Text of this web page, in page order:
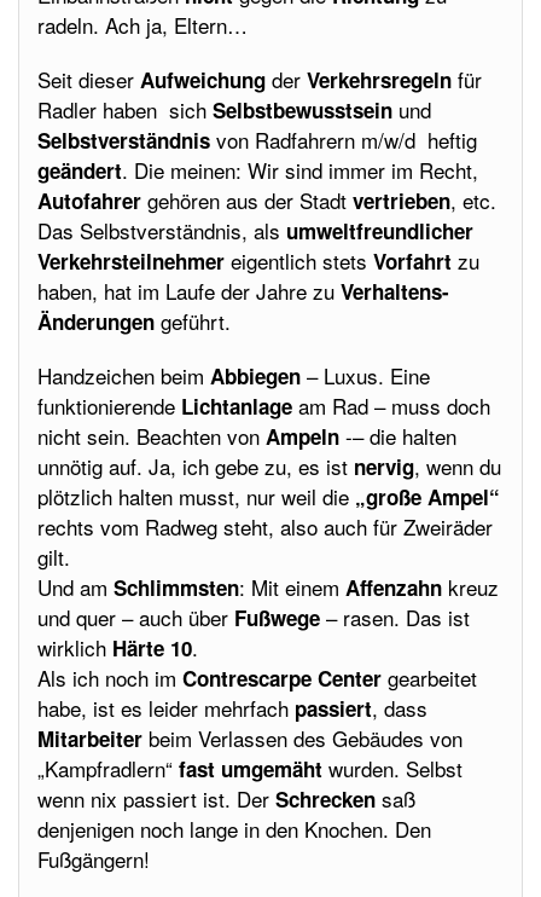
radeln. Ach ja, Eltern…
Seit dieser Aufweichung der Verkehrsregeln für
Radler haben sich Selbstbewusstsein und
Selbstverständnis von Radfahrern m/w/d heftig
geändert. Die meinen: Wir sind immer im Recht,
Autofahrer gehören aus der Stadt vertrieben, etc.
Das Selbstverständnis, als umweltfreundlicher
Verkehrsteilnehmer eigentlich stets Vorfahrt zu
haben, hat im Laufe der Jahre zu Verhaltens-
Änderungen geführt.
Handzeichen beim Abbiegen – Luxus. Eine
funktionierende Lichtanlage am Rad – muss doch
nicht sein. Beachten von Ampeln -– die halten
unnötig auf. Ja, ich gebe zu, es ist nervig, wenn du
plötzlich halten musst, nur weil die „große Ampel“
rechts vom Radweg steht, also auch für Zweiräder
gilt.
Und am Schlimmsten: Mit einem Affenzahn kreuz
und quer – auch über Fußwege – rasen. Das ist
wirklich Härte 10.
Als ich noch im Contrescarpe Center gearbeitet
habe, ist es leider mehrfach passiert, dass
Mitarbeiter beim Verlassen des Gebäudes von
„Kampfradlern“ fast umgemäht wurden. Selbst
wenn nix passiert ist. Der Schrecken saß
denjenigen noch lange in den Knochen. Den
Fußgängern!